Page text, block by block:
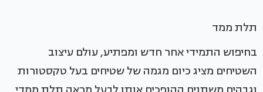
תלת ממד
בחיפוש התמידי אחר חדש ומפתיע, עולם עיצוב
השטיחים מציג כיום מגמה של שטיחים בעל טקסטורות